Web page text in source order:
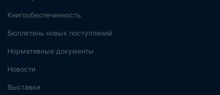
Книгообеспеченность
Бюллетень новых поступлений
Нормативные документы
Новости
Выставки